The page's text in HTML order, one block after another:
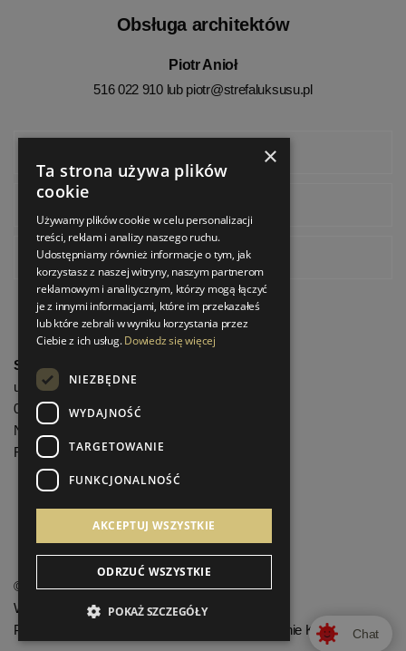
Obsługa architektów
Piotr Anioł
516 022 910 lub piotr@strefaluksusu.pl
Pinterest
StrefaLuksusu.pl
ul. Bartycka 24/26 Pawilon 227
00-716 Warszawa
NIP: 8251972213
REGON: 06035139
Menu informacyjne
©
StrefaLuksusu.pl
Wszelkie prawa zastrzeżone
Projekt graficzny KQSDesign.pl
Oprogramowanie KQS.storeChat
×
Ta strona używa plików
cookie
Używamy plików cookie w celu personalizacji
treści, reklam i analizy naszego ruchu.
Udostępniamy również informacje o tym, jak
korzystasz z naszej witryny, naszym partnerom
reklamowym i analitycznym, którzy mogą łączyć
je z innymi informacjami, które im przekazałeś
lub które zebrali w wyniku korzystania przez
Ciebie z ich usług.Dowiedz się więcej
NIEZBĘDNE
WYDAJNOŚĆ
TARGETOWANIE
FUNKCJONALNOŚĆ
AKCEPTUJ WSZYSTKIE
ODRZUĆ WSZYSTKIE
POKAŻ SZCZEGÓŁY